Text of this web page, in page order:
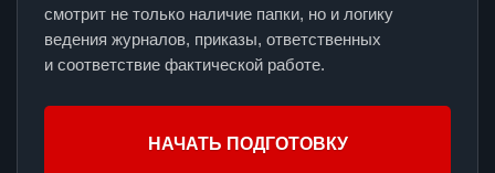
смотрит не только наличие папки, но и логику
ведения журналов, приказы, ответственных
и соответствие фактической работе.
НАЧАТЬ ПОДГОТОВКУ